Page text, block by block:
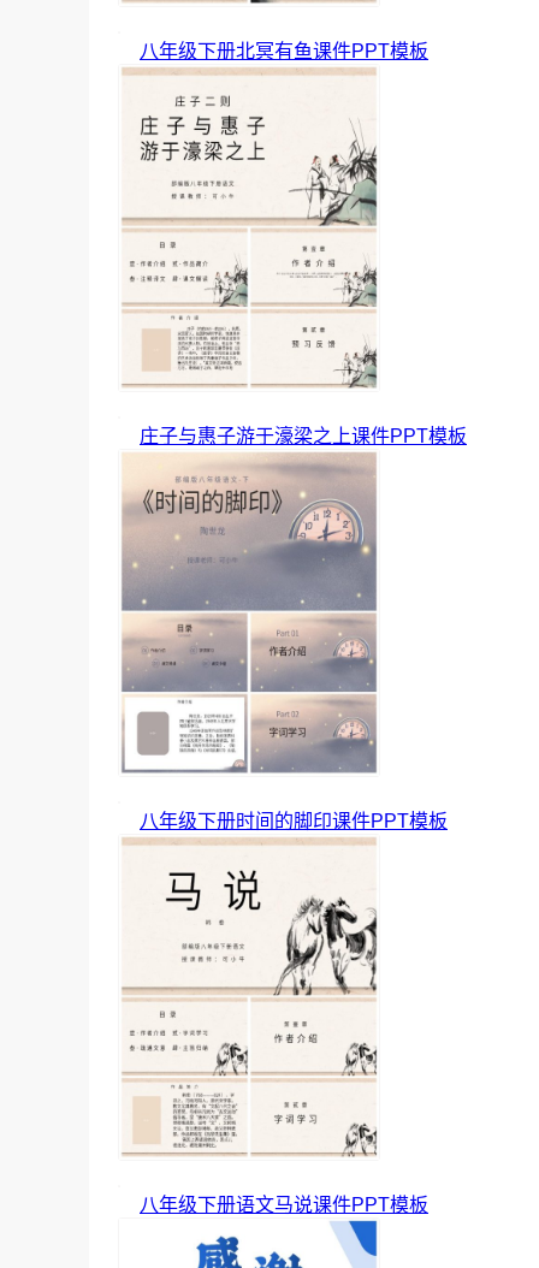
八年级下册北冥有鱼课件PPT模板
庄子与惠子游于濠梁之上课件PPT模板
八年级下册时间的脚印课件PPT模板
八年级下册语文马说课件PPT模板